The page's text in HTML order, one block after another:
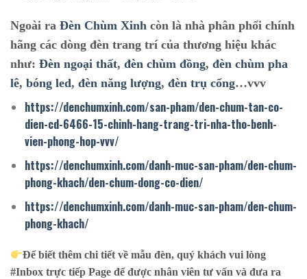
Ngoài ra Đèn Chùm Xinh còn là nhà phân phối chính
hãng các dòng đèn trang trí của thương hiệu khác
như: Đèn ngoại thất, đèn chùm đồng, đèn chùm pha
lê, bóng led, đèn năng lượng, đèn trụ cổng…vvv
https://denchumxinh.com/san-pham/den-chum-tan-co-
dien-cd-6466-15-chinh-hang-trang-tri-nha-tho-benh-
vien-phong-hop-vvv/
https://denchumxinh.com/danh-muc-san-pham/den-chum-
phong-khach/den-chum-dong-co-dien/
https://denchumxinh.com/danh-muc-san-pham/den-chum-
phong-khach/
Để biết thêm chi tiết về mẫu đèn, quý khách vui lòng
#Inbox trực tiếp Page để được nhân viên tư vấn và đưa ra